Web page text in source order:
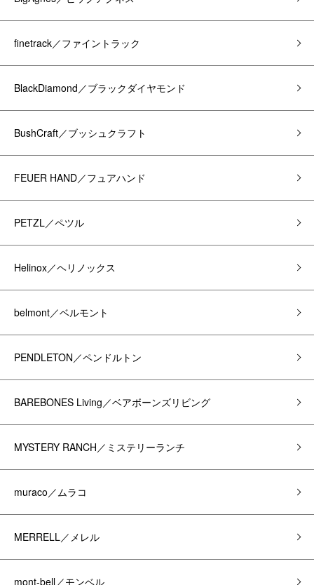
finetrack／ファイントラック
BlackDiamond／ブラックダイヤモンド
BushCraft／ブッシュクラフト
FEUER HAND／フュアハンド
PETZL／ペツル
Helinox／ヘリノックス
belmont／ベルモント
PENDLETON／ペンドルトン
BAREBONES Living／ベアボーンズリビング
MYSTERY RANCH／ミステリーランチ
muraco／ムラコ
MERRELL／メレル
mont-bell／モンベル